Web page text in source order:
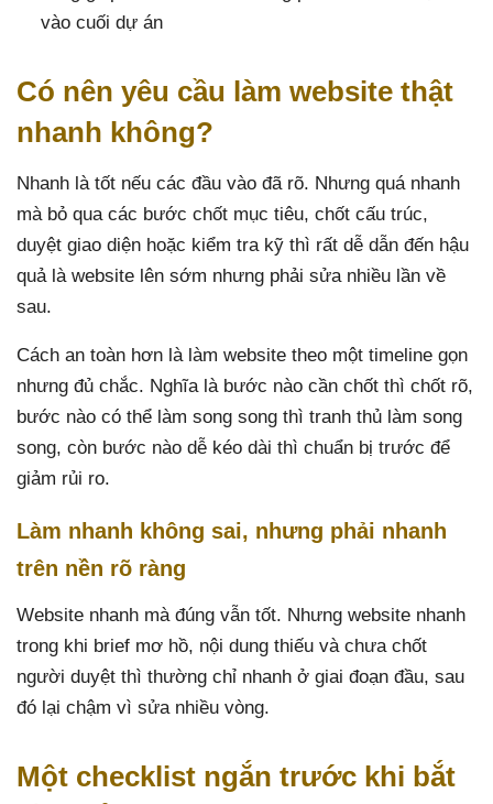
vào cuối dự án
Có nên yêu cầu làm website thật
nhanh không?
Nhanh là tốt nếu các đầu vào đã rõ. Nhưng quá nhanh
mà bỏ qua các bước chốt mục tiêu, chốt cấu trúc,
duyệt giao diện hoặc kiểm tra kỹ thì rất dễ dẫn đến hậu
quả là website lên sớm nhưng phải sửa nhiều lần về
sau.
Cách an toàn hơn là làm website theo một timeline gọn
nhưng đủ chắc. Nghĩa là bước nào cần chốt thì chốt rõ,
bước nào có thể làm song song thì tranh thủ làm song
song, còn bước nào dễ kéo dài thì chuẩn bị trước để
giảm rủi ro.
Làm nhanh không sai, nhưng phải nhanh
trên nền rõ ràng
Website nhanh mà đúng vẫn tốt. Nhưng website nhanh
trong khi brief mơ hồ, nội dung thiếu và chưa chốt
người duyệt thì thường chỉ nhanh ở giai đoạn đầu, sau
đó lại chậm vì sửa nhiều vòng.
Một checklist ngắn trước khi bắt